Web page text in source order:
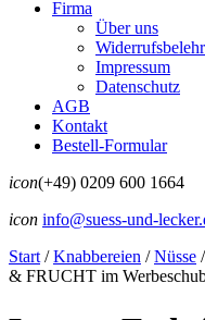
Firma
Über uns
Impressum
Datenschutz
AGB
Kontakt
Bestell-Formular
icon(+49) 0209 600 1664
icon info@suess-und-
Start / Knabbereien / Nüsse /
& FRUCHT im